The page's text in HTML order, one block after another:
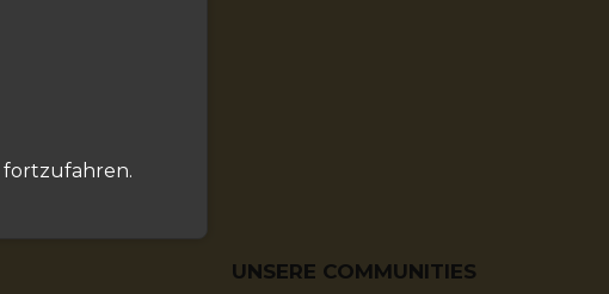
fortzufahren.
UNSERE COMMUNITIES